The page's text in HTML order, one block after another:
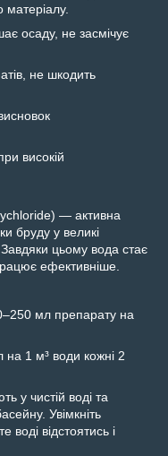
матеріалу.
осаду, не засмічує
не шкодить
високій
— активна
бруду у великі
цьому вода стає
ефективніше.
мл препарату на
на 1 м³ води кожні 2
у чистій воді та
Увімкніть
воді відстоятись і